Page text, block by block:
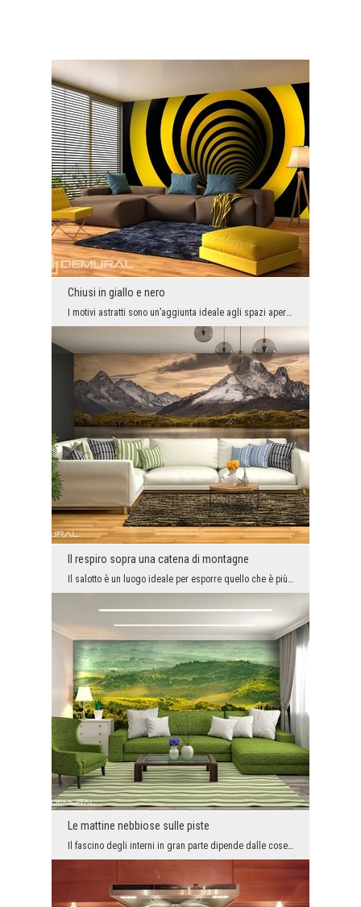
Chiusi in giallo e nero
I motivi astratti sono un’aggiunta ideale agli spazi aperti. Se vuoi lavorare sullo spazio, liber...
Il respiro sopra una catena di montagne
Il salotto è un luogo ideale per esporre quello che è più importante per noi. Se ami la montagna ...
Le mattine nebbiose sulle piste
Il fascino degli interni in gran parte dipende dalle cose a dagli accessori che ci si trovano. In...